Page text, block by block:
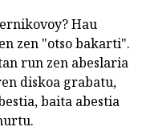
Hau
zen "otso bakarti".
run zen abeslaria
diskoa grabatu,
baita abestia